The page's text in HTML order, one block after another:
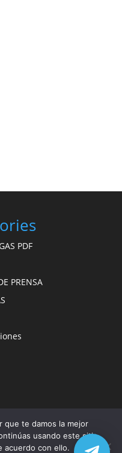
PDF
PRENSA
que te damos la mejor
usando este sitio,
acuerdo con ello.